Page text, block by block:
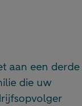
aan een derde
die uw